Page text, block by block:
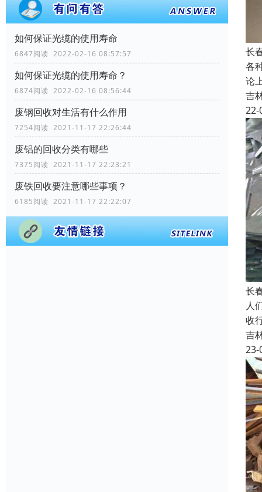
如何保证光缆的使用寿命
6847阅读 2022-02-16 08:57:57
如何保证光缆的使用寿命？
6874阅读 2022-02-16 08:56:44
废钢回收对生活有什么作用
7254阅读 2021-11-17 22:26:44
废铝的回收分类有哪些
7375阅读 2021-11-17 22:23:21
废铁回收要注意哪些事项？
6185阅读 2021-11-17 22:22:07
长
各
论
吉
22-
长
人
收
吉
23-